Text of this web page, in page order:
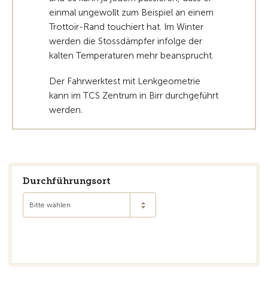
einmal ungewollt zum Beispiel an einem
Trottoir-Rand touchiert hat. Im Winter
werden die Stossdämpfer infolge der
kalten Temperaturen mehr beansprucht.
Der Fahrwerktest mit Lenkgeometrie
kann im TCS Zentrum in Birr durchgeführt
werden.
Durchführungsort
Bitte wählen